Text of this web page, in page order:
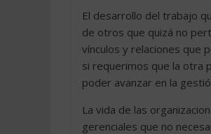
El desarrollo del trabajo
de otros que quizá no
vínculos y relaciones que
si requerimos que la otra
poder avanzar en la
La vida de las
gerenciales que no